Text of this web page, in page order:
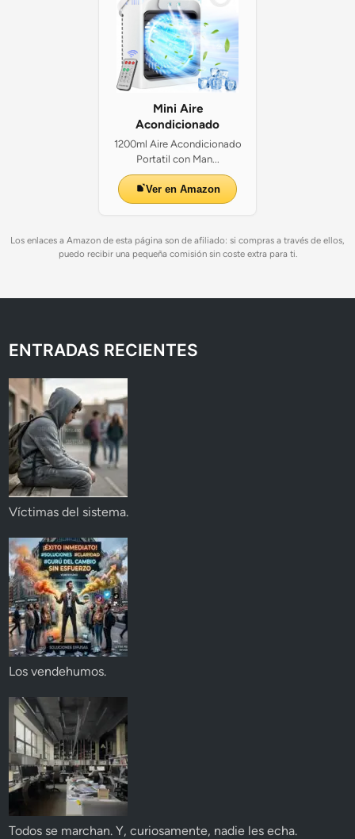
Mini Aire
Acondicionado
1200ml Aire Acondicionado
Portatil con Man...
Ver en Amazon
Los enlaces a Amazon de esta página son de afiliado: si compras a través de ellos,
puedo recibir una pequeña comisión sin coste extra para ti.
ENTRADAS RECIENTES
Víctimas del sistema.
Los vendehumos.
Todos se marchan. Y, curiosamente, nadie les echa.